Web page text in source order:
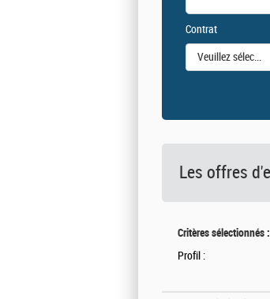
Contrat
Veuillez
Les offres
Critères sélectionnés :
Profil :